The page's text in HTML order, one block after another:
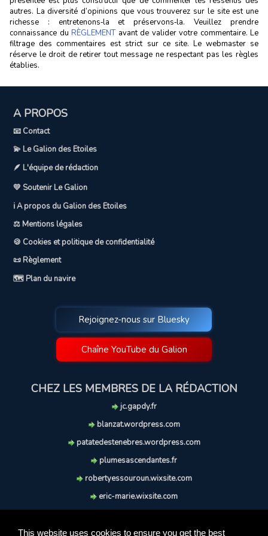
This website uses cookies to ensure you get the best
autres. La diversité d’opinions que vous trouverez sur le site est une
richesse : entretenons‑la et préservons‑la. Veuillez prendre
connaissance du RÈGLEMENTavant de valider votre commentaire. Le
filtrage des commentaires est strict sur ce site. Le webmaster se
réserve le droit de retirer tout message ne respectant pas les règles
établies.
A PROPOS
📧 Contact
💫 Le Galion des Etoiles
🪶 L'équipe de rédaction
💛 Soutenir Le Galion
ℹ️ A propos du Galion des Etoiles
⚖️ Mentions légales
🍪 Cookies et politique de confidentialité
📜 Règlement
🗺️ Plan du navire
Rejoignez-nous sur Bluesky
Chaîne YouTube du Galion
CHEZ LES MEMBRES DE LA RÉDACTION
jc.gapdy.fr
blanzat.wordpress.com
patatedestenebres.wordpress.com
plumesascendantes.fr
robertyessouroun.wixsite.com
eric-marie.wixsite.com
soufflereve.blogspot.com